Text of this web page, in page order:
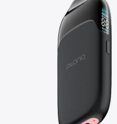
Количество вкусов